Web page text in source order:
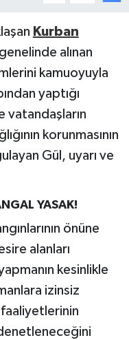
Kurban
alınan
kamuoyuyla
yaptığı
vatandaşların
korunmasının
Gül, uyarı ve
YASAK!
önüne
alanları
kesinlikle
izinsiz